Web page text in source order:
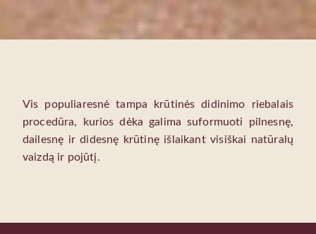
Vis populiaresnė tampa krūtinės didinimo riebalais
procedūra, kurios dėka galima suformuoti pilnesnę,
dailesnę ir didesnę krūtinę išlaikant visiškai natūralų
vaizdą ir pojūtį.